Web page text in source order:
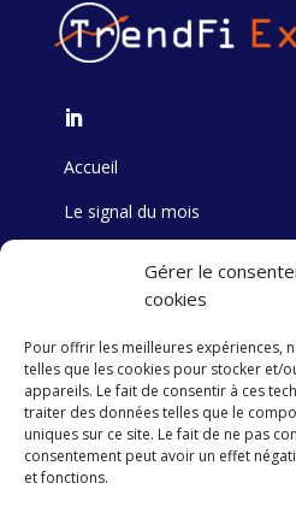
Gérer le
cookies
Pour offrir les meilleures expériences,
telles que les cookies pour stocker et/
appareils. Le fait de consentir à ces
traiter des données telles que le
uniques sur ce site. Le fait de ne pas
consentement peut avoir un effet
et fonctions.
Accueil
Le signal du mois
Stock Picking
Publication
Contact